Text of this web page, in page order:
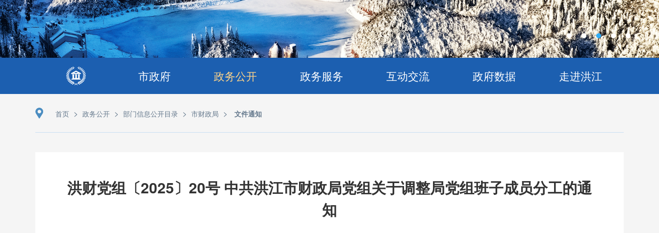
市政府 政务公开 政务服务 互动交流 政府数据 走进洪江
首页 > 政务公开 > 部门信息公开目录 > 市财政局 > 文件通知
洪财党组〔2025〕20号 中共洪江市财政局党组关于调整局党组班子成员分工的通
知